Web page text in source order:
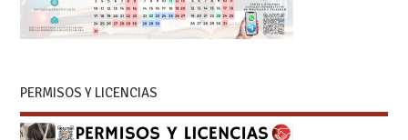
PERMISOS Y LICENCIAS